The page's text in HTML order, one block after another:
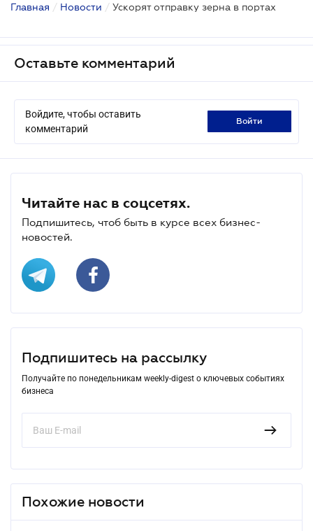
Главная / Новости / Ускорят отправку зерна в портах
Оставьте комментарий
Войдите, чтобы оставить
комментарий
войти
Читайте нас в соцсетях.
Подпишитесь, чтоб быть в курсе всех бизнес-
новостей.
Подпишитесь на рассылку
Получайте по понедельникам weekly-digest о ключевых событиях
бизнеса
Похожие новости